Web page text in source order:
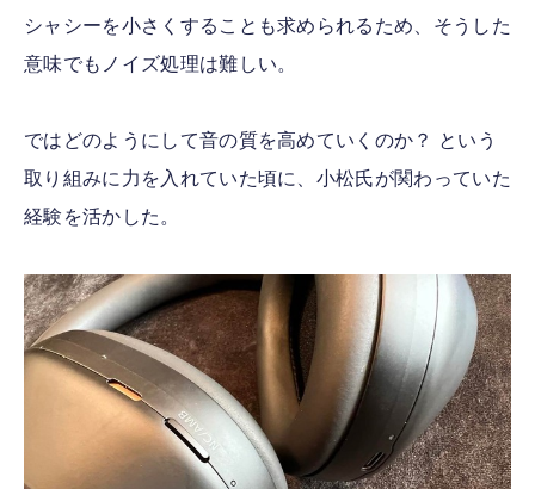
シャシーを小さくすることも求められるため、そうした
意味でもノイズ処理は難しい。
ではどのようにして音の質を高めていくのか？ という
取り組みに力を入れていた頃に、小松氏が関わっていた
経験を活かした。